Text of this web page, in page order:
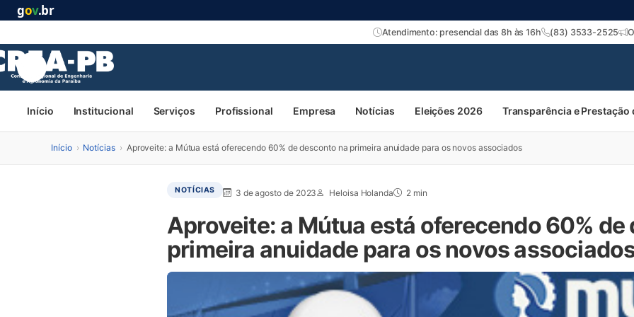
gov.br
Atendimento: presencial das 8h às 16h (83) 3533-2525
Início Institucional Serviços Profissional Empresa Notícias Eleições 2026 Transparência e Prestação
Início › Notícias › Aproveite: a Mútua está oferecendo 60% de desconto na primeira anuidade para os novos associados
NOTÍCIAS 3 de agosto de 2023 Heloisa Holanda 2 min
Aproveite: a Mútua está oferecendo 60% de
primeira anuidade para os novos